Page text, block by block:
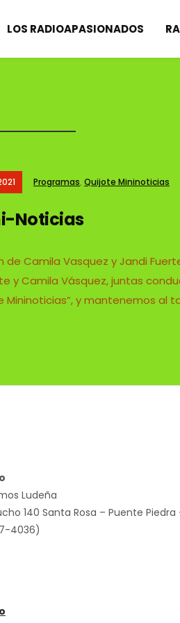
LOS RADIOAPASIONADOS
Programas, Quijote Mininoticias
Noticias
Camila Vasquez y Jandi
y Camila Vásquez, juntas
Mininoticias”, y mantenemos al
Ludeña
140 Santa Rosa – Puente Piedra
4036)